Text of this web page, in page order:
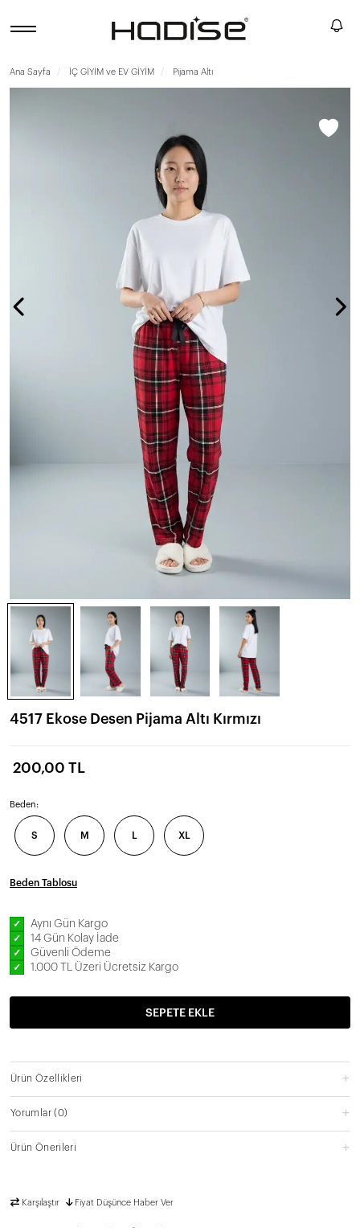
Ana Sayfa İÇ GİYİM ve EV GİYİM Pijama Altı
4517 Ekose Desen Pijama Altı Kırmızı
200,00 TL
Beden:
S M L XL
Beden Tablosu
SEPETE EKLE
✓ Aynı Gün Kargo
✓ 14 Gün Kolay İade
✓ Güvenli Ödeme
✓ 1.000 TL Üzeri Ücretsiz Kargo
Ürün Özellikleri
Yorumlar(0)
Ürün Önerileri
Karşılaştır Fiyat Düşünce Haber Ver